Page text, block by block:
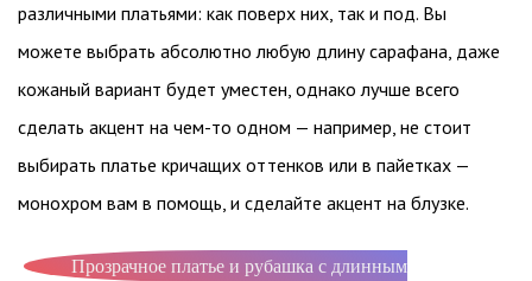
различными платьями: как поверх них, так и под. Вы
можете выбрать абсолютно любую длину сарафана, даже
кожаный вариант будет уместен, однако лучше всего
сделать акцент на чем-то одном — например, не стоит
выбирать платье кричащих оттенков или в пайетках —
монохром вам в помощь, и сделайте акцент на блузке.
Прозрачное платье и рубашка с длинным